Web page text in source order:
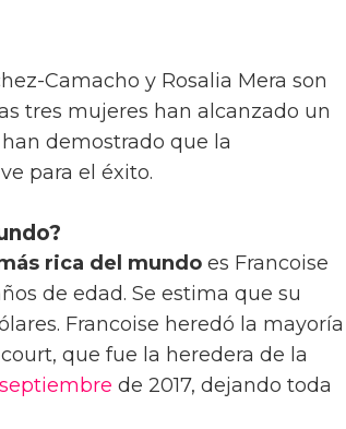
Camacho y Rosalia Mera son
tres mujeres han alcanzado un
demostrado que la
para el éxito.
rica del mundo es Francoise
de edad. Se estima que su
Francoise heredó la mayoría
que fue la heredera de la
septiembre de 2017, dejando toda